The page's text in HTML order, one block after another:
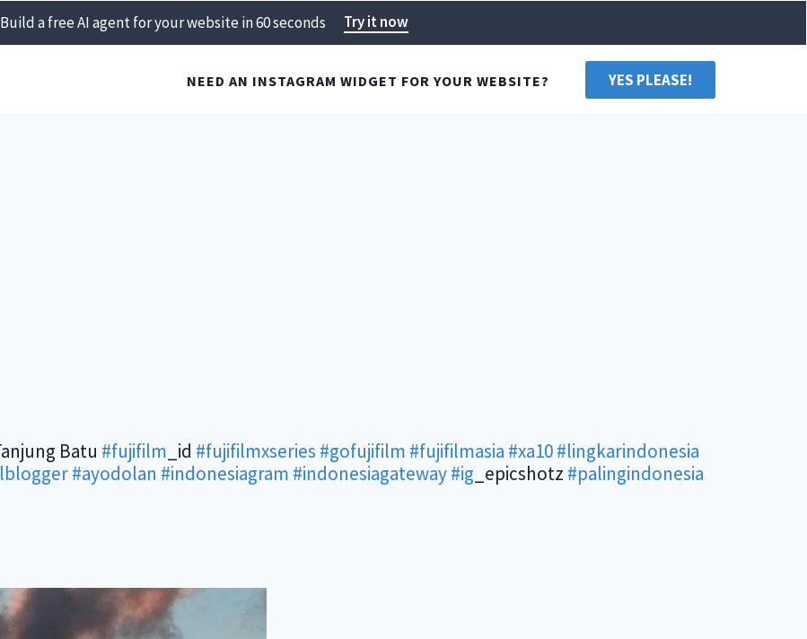
Build a free AI agent for your website in 60 seconds Try it now
NEED AN INSTAGRAM WIDGET FOR YOUR WEBSITE? YES PLEASE!
Batu #fujifilm _id #fujifilmxseries #gofujifilm #fujifilmasia #xa10#lingkarindonesia
#ayodolan #indonesiagram #indonesiagateway#ig _epicshotz #palingindonesia